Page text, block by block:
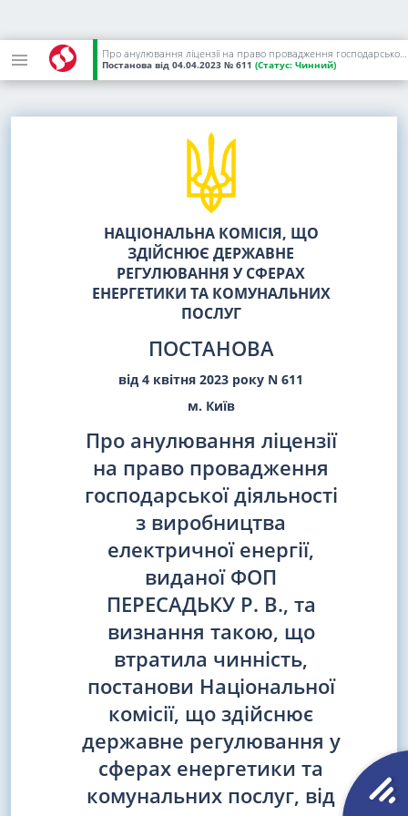
Про анулювання ліцензії на право провадження господарської діяльності з виробництва електричної енергії, виданої ФОП ПЕРЕСАДЬКУ Р. В., та визнання такою, що втратила чинність, постанови Національної комісії, що здійснює державне регулювання у сферах енергетики та комунальних послуг, від 19 липня 2018 року N 721
Постанова від 04.04.2023 № 611 (Статус: Чинний)
НАЦІОНАЛЬНА КОМІСІЯ, ЩО
ЗДІЙСНЮЄ ДЕРЖАВНЕ
РЕГУЛЮВАННЯ У СФЕРАХ
ЕНЕРГЕТИКИ ТА КОМУНАЛЬНИХ
ПОСЛУГ
ПОСТАНОВА
від 4 квітня 2023 року N 611
м. Київ
Про анулювання ліцензії
на право провадження
господарської діяльності
з виробництва
електричної енергії,
виданої ФОП
ПЕРЕСАДЬКУ Р. В., та
визнання такою, що
втратила чинність,
постанови Національної
комісії, що здійснює
державне регулювання у
сферах енергетики та
комунальних послуг, від